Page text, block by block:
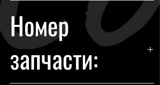
Chrysler
Номер
запчасти: